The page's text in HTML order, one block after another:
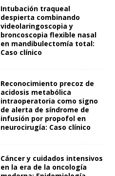
Intubación traqueal
despierta combinando
videolaringoscopia y
broncoscopia flexible nasal
en mandibulectomía total:
Caso clínico
Reconocimiento precoz de
acidosis metabólica
intraoperatoria como signo
de alerta de síndrome de
infusión por propofol en
neurocirugía: Caso clínico
Cáncer y cuidados intensivos
en la era de la oncología